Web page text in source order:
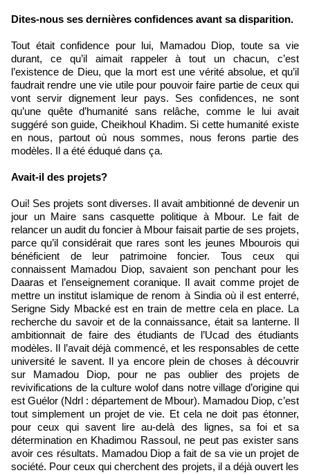
Dites-nous ses dernières confidences avant sa disparition.
Tout était confidence pour lui, Mamadou Diop, toute sa vie
durant, ce qu’il aimait rappeler à tout un chacun, c’est
l’existence de Dieu, que la mort est une vérité absolue, et qu’il
faudrait rendre une vie utile pour pouvoir faire partie de ceux qui
vont servir dignement leur pays. Ses confidences, ne sont
qu’une quête d’humanité sans relâche, comme le lui avait
suggéré son guide, Cheikhoul Khadim. Si cette humanité existe
en nous, partout où nous sommes, nous ferons partie des
modèles. Il a été éduqué dans ça.
Avait-il des projets?
Oui! Ses projets sont diverses. Il avait ambitionné de devenir un
jour un Maire sans casquette politique à Mbour. Le fait de
relancer un audit du foncier à Mbour faisait partie de ses projets,
parce qu’il considérait que rares sont les jeunes Mbourois qui
bénéficient de leur patrimoine foncier. Tous ceux qui
connaissent Mamadou Diop, savaient son penchant pour les
Daaras et l’enseignement coranique. Il avait comme projet de
mettre un institut islamique de renom à Sindia où il est enterré,
Serigne Sidy Mbacké est en train de mettre cela en place. La
recherche du savoir et de la connaissance, était sa lanterne. Il
ambitionnait de faire des étudiants de l’Ucad des étudiants
modèles. Il l’avait déjà commencé, et les responsables de cette
université le savent. Il ya encore plein de choses à découvrir
sur Mamadou Diop, pour ne pas oublier des projets de
revivifications de la culture wolof dans notre village d’origine qui
est Guélor (Ndrl : département de Mbour). Mamadou Diop, c’est
tout simplement un projet de vie. Et cela ne doit pas étonner,
pour ceux qui savent lire au-delà des lignes, sa foi et sa
détermination en Khadimou Rassoul, ne peut pas exister sans
avoir ces résultats. Mamadou Diop a fait de sa vie un projet de
société. Pour ceux qui cherchent des projets, il a déjà ouvert les